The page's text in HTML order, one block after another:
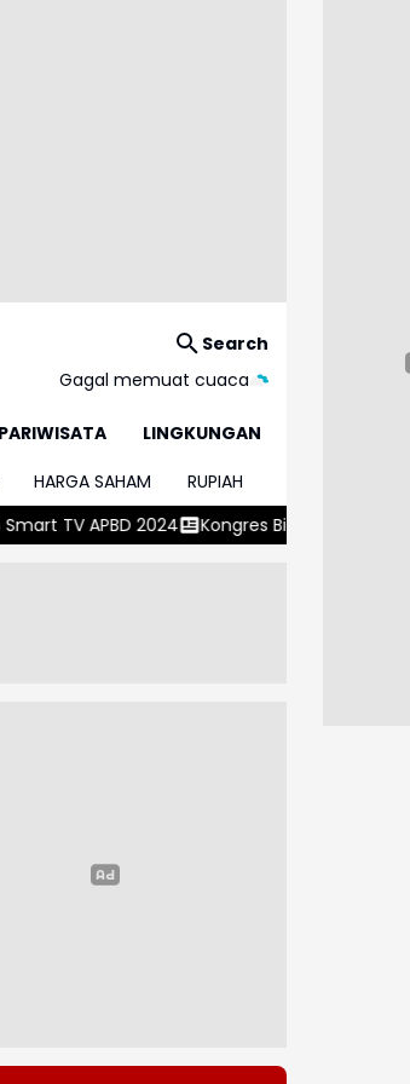
Search
Gagal memuat cuaca
PARIWISATA
LINGKUNGAN
HARGA SAHAM
RUPIAH
Kongres Biasa PSSI 2026 Sepakati